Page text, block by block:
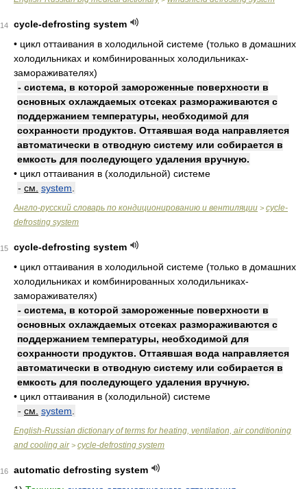
14
cycle-defrosting system
• цикл оттаивания в холодильной системе (только в домашних
холодильниках и комбинированных холодильниках-
замораживателях)
- система, в которой замороженные поверхности в
основных охлаждаемых отсеках размораживаются с
поддержанием температуры, необходимой для
сохранности продуктов. Оттаявшая вода направляется
автоматически в отводную систему или собирается в
емкость для последующего удаления вручную.
• цикл оттаивания в (холодильной) системе
- см. system
Англо-русский словарь по кондиционированию и вентиляции > cycle-
defrosting system
15
cycle-defrosting system
• цикл оттаивания в холодильной системе (только в домашних
холодильниках и комбинированных холодильниках-
замораживателях)
- система, в которой замороженные поверхности в
основных охлаждаемых отсеках размораживаются с
поддержанием температуры, необходимой для
сохранности продуктов. Оттаявшая вода направляется
автоматически в отводную систему или собирается в
емкость для последующего удаления вручную.
• цикл оттаивания в (холодильной) системе
- см. system
English-Russian dictionary of terms for heating, ventilation, air conditioning
and cooling air> cycle-defrosting system
16
automatic defrosting system